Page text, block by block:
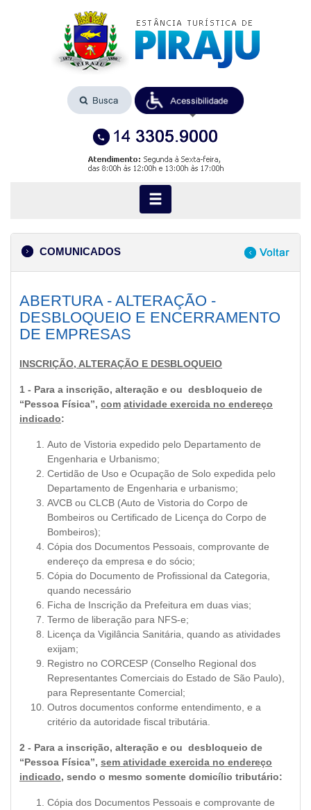
COMUNICADOS
ABERTURA - ALTERAÇÃO -
DESBLOQUEIO E ENCERRAMENTO
DE EMPRESAS
INSCRIÇÃO, ALTERAÇÃO E DESBLOQUEIO
1 - Para a inscrição, alteração e ou desbloqueio de
“Pessoa Física”, com atividade exercida no endereço
indicado:
Auto de Vistoria expedido pelo Departamento de
Engenharia e Urbanismo;
Certidão de Uso e Ocupação de Solo expedida pelo
Departamento de Engenharia e urbanismo;
AVCB ou CLCB (Auto de Vistoria do Corpo de
Bombeiros ou Certificado de Licença do Corpo de
Bombeiros);
Cópia dos Documentos Pessoais, comprovante de
endereço da empresa e do sócio;
Cópia do Documento de Profissional da Categoria,
quando necessário
Ficha de Inscrição da Prefeitura em duas vias;
Termo de liberação para NFS-e;
Licença da Vigilância Sanitária, quando as atividades
exijam;
Registro no CORCESP (Conselho Regional dos
Representantes Comerciais do Estado de São Paulo),
para Representante Comercial;
Outros documentos conforme entendimento, e a
critério da autoridade fiscal tributária.
2 - Para a inscrição, alteração e ou desbloqueio de
“Pessoa Física”, sem atividade exercida no endereço
indicado, sendo o mesmo somente domicílio tributário:
Cópia dos Documentos Pessoais e comprovante de